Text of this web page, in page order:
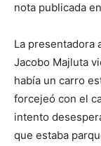
nota publicada
La presentadora
Jacobo Majluta
había un carro
forcejeó con el
intento
que estaba